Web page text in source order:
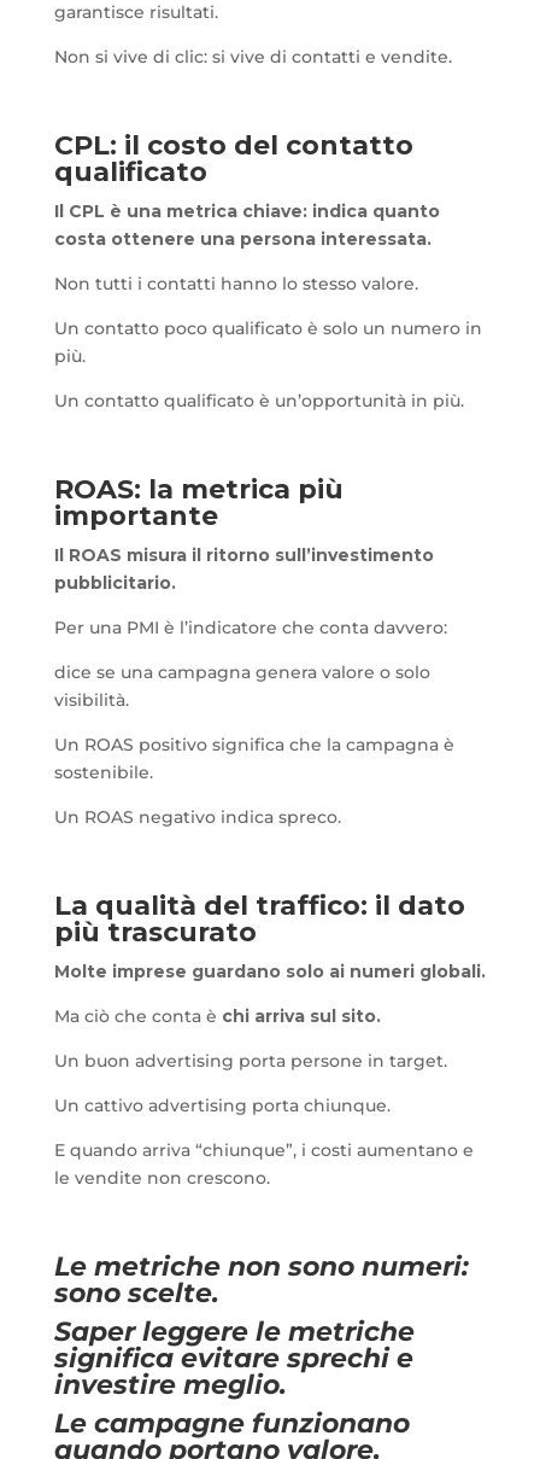
garantisce risultati.
Non si vive di clic: si vive di contatti e vendite.
CPL: il costo del contatto
qualificato
Il CPL è una metrica chiave: indica quanto
costa ottenere una persona interessata.
Non tutti i contatti hanno lo stesso valore.
Un contatto poco qualificato è solo un numero in
più.
Un contatto qualificato è un’opportunità in più.
ROAS: la metrica più
importante
Il ROAS misura il ritorno sull’investimento
pubblicitario.
Per una PMI è l’indicatore che conta davvero:
dice se una campagna genera valore o solo
visibilità.
Un ROAS positivo significa che la campagna è
sostenibile.
Un ROAS negativo indica spreco.
La qualità del traffico: il dato
più trascurato
Molte imprese guardano solo ai numeri globali.
Ma ciò che conta è chi arriva sul sito.
Un buon advertising porta persone in target.
Un cattivo advertising porta chiunque.
E quando arriva “chiunque”, i costi aumentano e
le vendite non crescono.
Le metriche non sono numeri:
sono scelte.
Saper leggere le metriche
significa evitare sprechi e
investire meglio.
Le campagne funzionano
quando portano valore,